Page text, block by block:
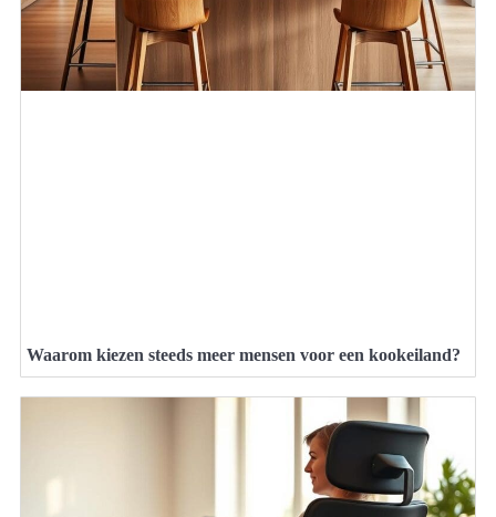
Waarom kiezen steeds meer mensen voor een kookeiland?